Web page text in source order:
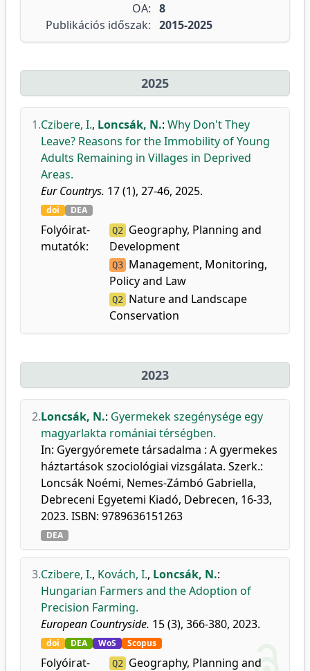
OA: 8
Publikációs időszak: 2015-2025
2025
1.Czibere, I., Loncsák, N.: Why Don't They
Leave? Reasons for the Immobility of Young
Adults Remaining in Villages in Deprived
Areas.
Eur Countrys. 17 (1), 27-46, 2025.
doi DEA
Folyóirat-
mutatók:
Q2
Geography, Planning and
Development
Q3 Management, Monitoring,
Policy and Law
Q2
Nature and Landscape
Conservation
2023
2.Loncsák, N.: Gyermekek szegénysége egy
magyarlakta romániai térségben.
In: Gyergyóremete társadalma : A gyermekes
háztartások szociológiai vizsgálata. Szerk.:
Loncsák Noémi, Nemes-Zámbó Gabriella,
Debreceni Egyetemi Kiadó, Debrecen, 16-33,
2023. ISBN: 9789636151263
DEA
3.Czibere, I., Kovách, I., Loncsák, N.:
Hungarian Farmers and the Adoption of
Precision Farming.
European Countryside. 15 (3), 366-380, 2023.
doi DEA WoS Scopus
Folyóirat-
Q2
Geography, Planning and